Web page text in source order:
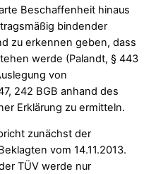
Beschaffenheit hinaus
bindender
zu erkennen geben, dass
werde (Palandt, § 443
von
242 BGB anhand des
Erklärung zu ermitteln.
zunächst der
vom 14.11.2013.
TÜV werde nur